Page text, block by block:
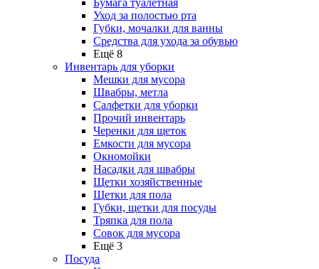
Бумага туалетная
Уход за полостью рта
Губки, мочалки для ванны
Средства для ухода за обувью
Ещё 8
Инвентарь для уборки
Мешки для мусора
Швабры, метла
Салфетки для уборки
Прочий инвентарь
Черенки для щеток
Емкости для мусора
Окномойки
Насадки для швабры
Щетки хозяйственные
Щетки для пола
Губки, щетки для посуды
Тряпка для пола
Совок для мусора
Ещё 3
Посуда